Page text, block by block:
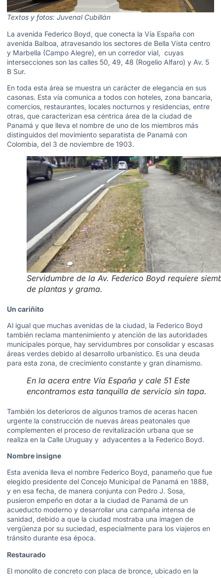
Textos y fotos: Juvenal Cubillán
La avenida Federico Boyd, que conecta la Vía España con
avenida Balboa, atravesando los sectores de Bella Vista centro
y Marbella (Campo Alegre), en un corredor vial, cuyas
intersecciones son las calles 50, 49, 48 (Rogelio Alfaro) y Av. 5
B Sur.
En toda esta área se muestra un carácter de elegancia en sus
casonas. Esta vía comunica a todos con hoteles, zona bancaria,
comercios, restaurantes, locales nocturnos y residencias, entre
otras, que caracterizan esa céntrica área de la ciudad de
Panamá y que lleva el nombre de uno de los miembros más
distinguidos del movimiento separatista de Panamá con
Colombia, del 3 de noviembre de 1903.
Servidumbre de la Av. Federico Boyd requiere
de plantas y grama.
Un cariñito
Al igual que muchas avenidas de la ciudad, la Federico Boyd
también reclama mantenimiento y atención de las autoridades
municipales porque, hay servidumbres por consolidar y escasas
áreas verdes debido al desarrollo urbanístico. Es una deuda
para esta zona, de crecimiento constante y gran dinamismo.
En la acera entre Vía España y cale 51 Este
encontramos esta tanquilla de servicio sin tapa.
También los deterioros de algunos tramos de aceras hacen
urgente la construcción de nuevas áreas peatonales que
complementen el proceso de revitalización urbana que se
realiza en la Calle Uruguay y adyacentes a la Federico Boyd.
Nombre insigne
Esta avenida lleva el nombre Federico Boyd, panameño que fue
elegido presidente del Concejo Municipal de Panamá en 1888,
y en esa fecha, de manera conjunta con Pedro J. Sosa,
pusieron empeño en dotar a la ciudad de Panamá de un
acueducto moderno y desarrollar una campaña intensa de
sanidad, debido a que la ciudad mostraba una imagen de
vergüenza por su suciedad, especialmente para los viajeros en
tránsito durante esa época.
Restaurado
El monolito de concreto con placa de bronce, ubicado en la